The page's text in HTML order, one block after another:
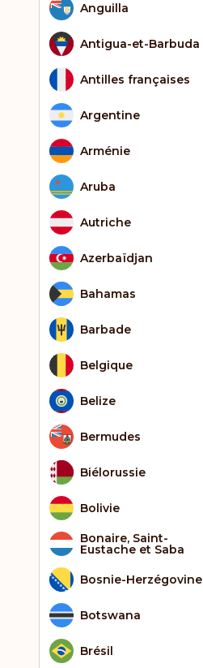
Anguilla
Antigua-et-Barbuda
Antilles françaises
Argentine
Arménie
Aruba
Autriche
Azerbaïdjan
Bahamas
Barbade
Belgique
Belize
Bermudes
Biélorussie
Bolivie
Bonaire, Saint-
Eustache et Saba
Bosnie-Herzégovine
Botswana
Brésil